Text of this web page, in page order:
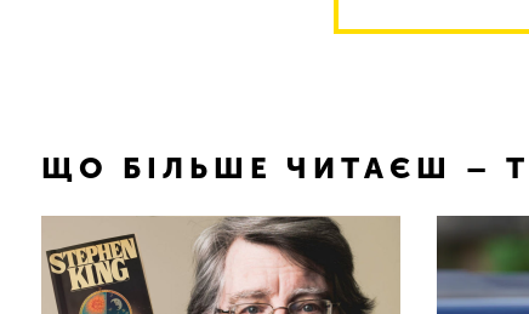
ЩО БІЛЬШЕ ЧИТАЄШ –